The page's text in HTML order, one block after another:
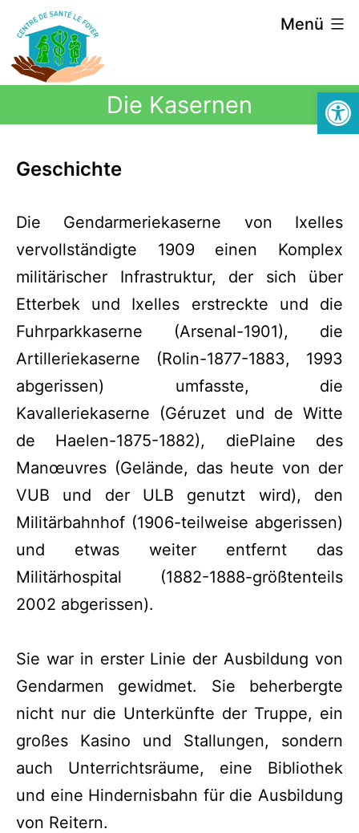
Menü
Die Kasernen
Geschichte
Die Gendarmeriekaserne von Ixelles
vervollständigte 1909 einen Komplex
militärischer Infrastruktur, der sich über
Etterbek und Ixelles erstreckte und die
Fuhrparkkaserne (Arsenal-1901), die
Artilleriekaserne (Rolin-1877-1883, 1993
abgerissen) umfasste, die
Kavalleriekaserne (Géruzet und de Witte
de Haelen-1875-1882), diePlaine des
Manœuvres (Gelände, das heute von der
VUB und der ULB genutzt wird), den
Militärbahnhof (1906-teilweise abgerissen)
und etwas weiter entfernt das
Militärhospital (1882-1888-größtenteils
2002 abgerissen).
Sie war in erster Linie der Ausbildung von
Gendarmen gewidmet. Sie beherbergte
nicht nur die Unterkünfte der Truppe, ein
großes Kasino und Stallungen, sondern
auch Unterrichtsräume, eine Bibliothek
und eine Hindernisbahn für die Ausbildung
von Reitern.